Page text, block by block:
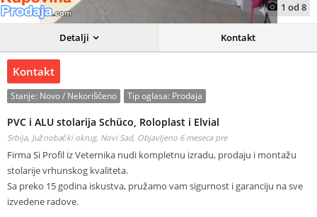
1 od 8
Detalji Kontakt
Kontakt
Stanje: Novo / Nekorišćeno Tip oglasa: Prodaja
PVC i ALU stolarija Schüco, Roloplast i Elvial
Srbija, Južnobački okrug, Novi Sad, Objavljeno 6 meseca pre
​Firma Si Profil iz Veternika nudi kompletnu izradu, prodaju i montažu
stolarije vrhunskog kvaliteta.
Sa preko 15 godina iskustva, pružamo vam sigurnost i garanciju na sve
izvedene radove.